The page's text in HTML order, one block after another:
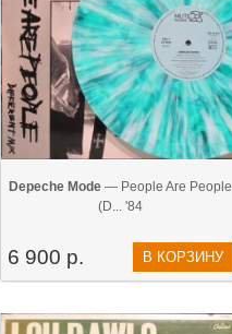
Depeche Mode — People Are People
(D... '84
6 900 р. В КОРЗИНУ